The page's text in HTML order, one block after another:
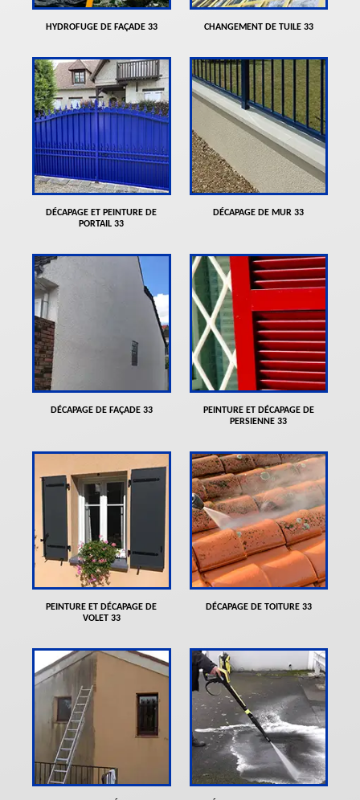
HYDROFUGE DE FAÇADE 33 CHANGEMENT DE TUILE 33
DÉCAPAGE ET PEINTURE DE
PORTAIL 33
DÉCAPAGE DE MUR 33
DÉCAPAGE DE FAÇADE 33
PEINTURE ET DÉCAPAGE DE
PERSIENNE 33
PEINTURE ET DÉCAPAGE DE
VOLET 33
DÉCAPAGE DE TOITURE 33